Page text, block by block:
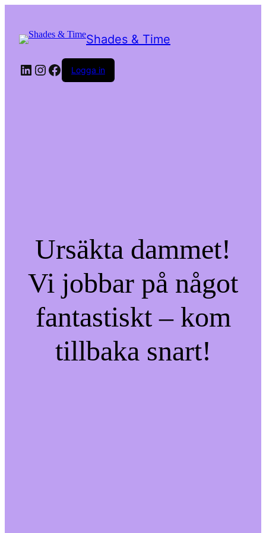
Shades & Time
LinkedIn
Instagram
Facebook
Logga in
Ursäkta dammet!
Vi jobbar på något
fantastiskt – kom
tillbaka snart!